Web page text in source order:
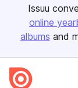
Issuu
online
albums and